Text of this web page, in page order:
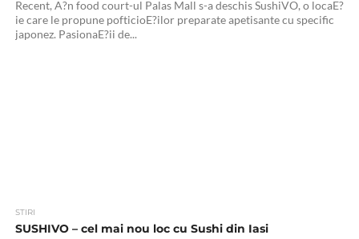
Recent, A?n food court-ul Palas Mall s-a deschis SushiVO, o locaE?
ie care le propune pofticioE?ilor preparate apetisante cu specific
japonez. PasionaE?ii de...
STIRI
SUSHIVO – cel mai nou loc cu Sushi din Iasi